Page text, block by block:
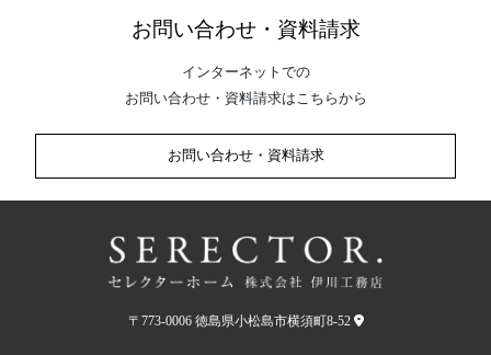
お問い合わせ・資料請求
インターネットでの
お問い合わせ・資料請求はこちらから
お問い合わせ・資料請求
〒773-0006 徳島県小松島市横須町8-52